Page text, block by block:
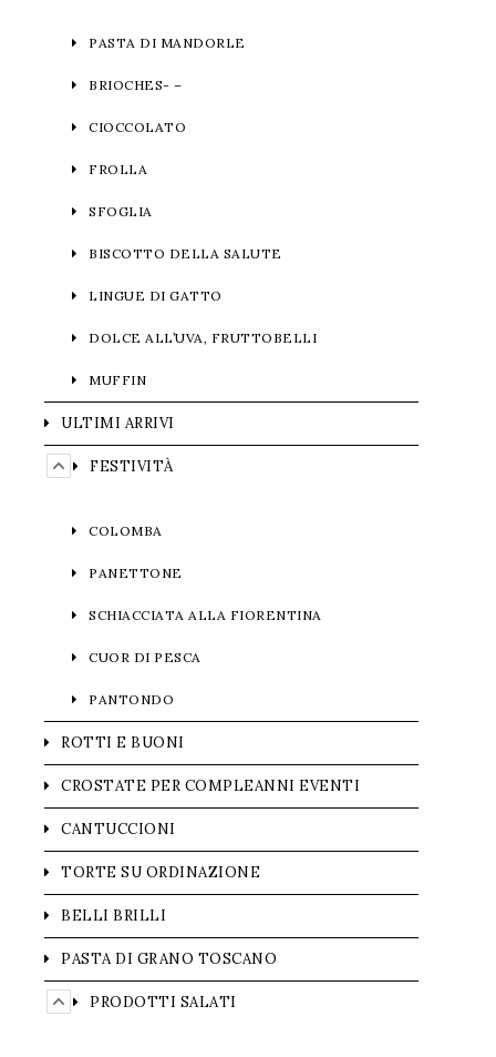
PASTA DI MANDORLE
BRIOCHES- –
CIOCCOLATO
FROLLA
SFOGLIA
BISCOTTO DELLA SALUTE
LINGUE DI GATTO
DOLCE ALL’UVA, FRUTTOBELLI
MUFFIN
ULTIMI ARRIVI
FESTIVITÀ
COLOMBA
PANETTONE
SCHIACCIATA ALLA FIORENTINA
CUOR DI PESCA
PANTONDO
ROTTI E BUONI
CROSTATE PER COMPLEANNI EVENTI
CANTUCCIONI
TORTE SU ORDINAZIONE
BELLI BRILLI
PASTA DI GRANO TOSCANO
PRODOTTI SALATI